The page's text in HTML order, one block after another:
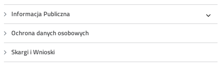
Informacja Publiczna
Ochrona danych osobowych
Skargi i Wnioski